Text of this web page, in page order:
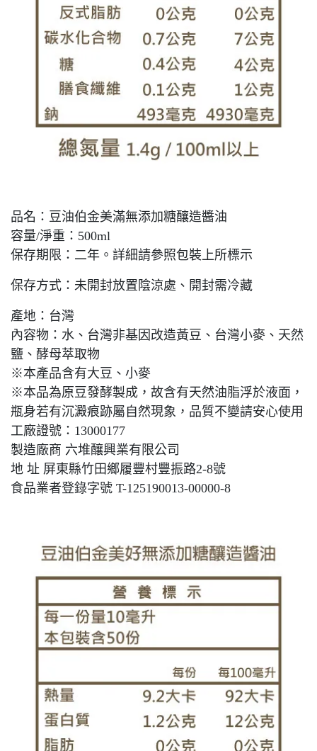
品名：豆油伯金美滿無添加糖釀造醬油
容量/淨重：500ml
保存期限：二年。詳細請參照包裝上所標示
保存方式：未開封放置陰涼處、開封需冷藏
產地：台灣
內容物：水、台灣非基因改造黃豆、台灣小麥、天然
鹽、酵母萃取物
※本產品含有大豆、小麥
※本品為原豆發酵製成，故含有天然油脂浮於液面，
瓶身若有沉澱痕跡屬自然現象，品質不變請安心使用
工廠證號：13000177
製造廠商 六堆釀興業有限公司
地 址 屏東縣竹田鄉履豐村豐振路2-8號
食品業者登錄字號 T-125190013-00000-8